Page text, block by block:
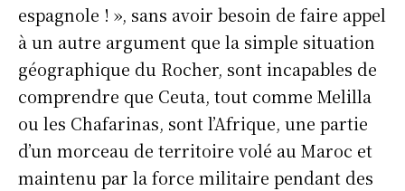
espagnole ! », sans avoir besoin de faire appel
à un autre argument que la simple situation
géographique du Rocher, sont incapables de
comprendre que Ceuta, tout comme Melilla
ou les Chafarinas, sont l’Afrique, une partie
d’un morceau de territoire volé au Maroc et
maintenu par la force militaire pendant des